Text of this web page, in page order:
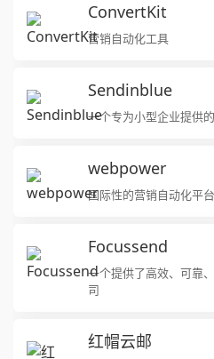
ConvertKit
营销自动化工具
Sendinblue
一个专为小型企业提供
webpower
国际性的营销自动化平台
Focussend
一个提供了高效、可靠
司
红帽云邮